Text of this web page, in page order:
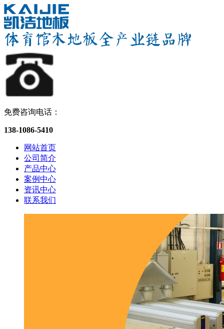
免费咨询电话：
138-1086-5410
网站首页
公司简介
产品中心
案例中心
资讯中心
联系我们